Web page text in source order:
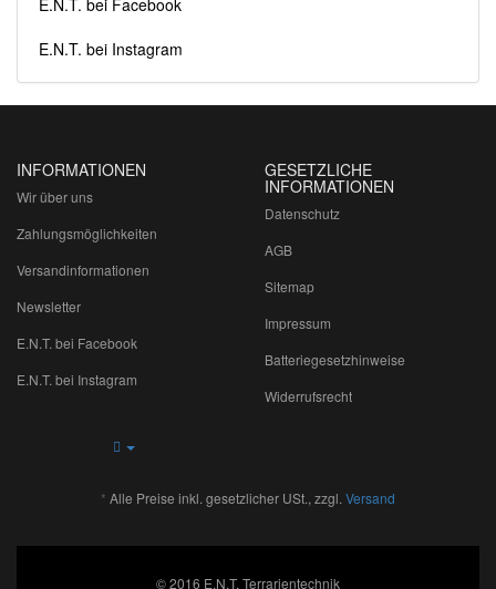
E.N.T. bei Facebook
E.N.T. bei Instagram
INFORMATIONEN
Wir über uns
Zahlungsmöglichkeiten
Versandinformationen
Newsletter
E.N.T. bei Facebook
E.N.T. bei Instagram
GESETZLICHE
INFORMATIONEN
Datenschutz
AGB
Sitemap
Impressum
Batteriegesetzhinweise
Widerrufsrecht
* Alle Preise inkl. gesetzlicher USt., zzgl. Versand
© 2016 E.N.T. Terrarientechnik